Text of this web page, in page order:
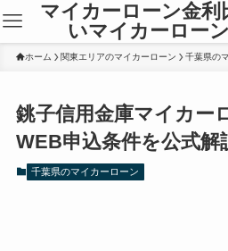
マイカーローン金利
いマイカーロー
ホーム 関東エリアのマイカーローン 千葉県の
銚子信用金庫マイカー
WEB申込条件を公式解
千葉県のマイカーローン